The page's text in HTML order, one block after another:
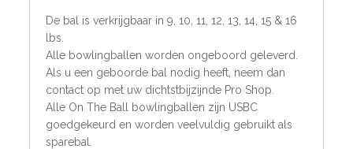
De bal is verkrijgbaar in 9, 10, 11, 12, 13, 14, 15 & 16
lbs.
Alle bowlingballen worden ongeboord geleverd.
Als u een geboorde bal nodig heeft, neem dan
contact op met uw dichtstbijzijnde Pro Shop.
Alle On The Ball bowlingballen zijn USBC
goedgekeurd en worden veelvuldig gebruikt als
sparebal.